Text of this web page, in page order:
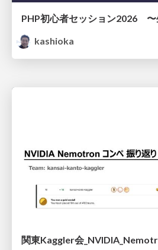
kashioka
関東Kaggler会